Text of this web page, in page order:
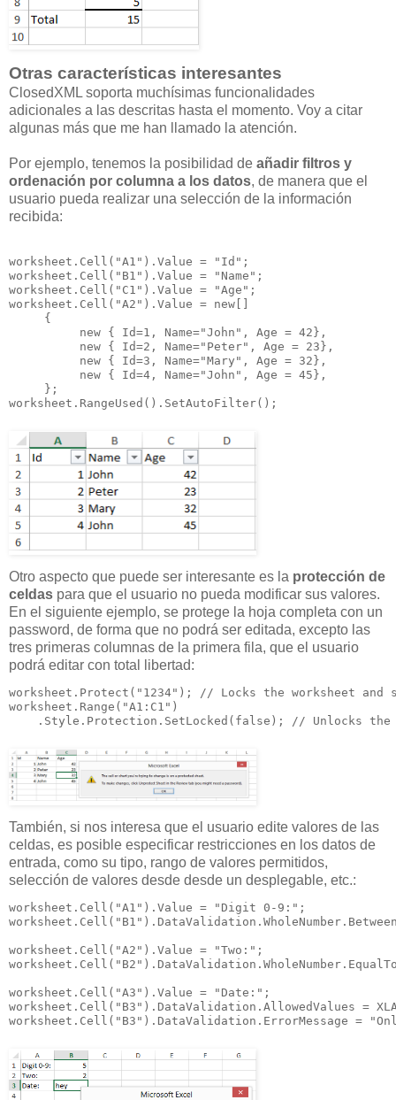
Otras características interesantes
ClosedXML soporta muchísimas funcionalidades
adicionales a las descritas hasta el momento. Voy a citar
algunas más que me han llamado la atención.
Por ejemplo, tenemos la posibilidad de añadir filtros y
ordenación por columna a los datos, de manera que el
usuario pueda realizar una selección de la información
recibida:
worksheet.Cell("A1").Value = "Id";
worksheet.Cell("B1").Value = "Name";
worksheet.Cell("C1").Value = "Age";
worksheet.Cell("A2").Value = new[]
     {
          new { Id=1, Name="John", Age = 42},
          new { Id=2, Name="Peter", Age = 23},
          new { Id=3, Name="Mary", Age = 32},
          new { Id=4, Name="John", Age = 45},
     };
worksheet.RangeUsed().SetAutoFilter();
Otro aspecto que puede ser interesante es la protección de
celdas para que el usuario no pueda modificar sus valores.
En el siguiente ejemplo, se protege la hoja completa con un
password, de forma que no podrá ser editada, excepto las
tres primeras columnas de la primera fila, que el usuario
podrá editar con total libertad:
worksheet.Protect("1234"); // Locks the worksheet and
worksheet.Range("A1:C1")
.Style.Protection.SetLocked(false); // Unlocks the
También, si nos interesa que el usuario edite valores de las
celdas, es posible especificar restricciones en los datos de
entrada, como su tipo, rango de valores permitidos,
selección de valores desde desde un desplegable, etc.:
worksheet.Cell("A1").Value = "Digit 0-9:";
worksheet.Cell("A2").Value = "Two:";
worksheet.Cell("A3").Value = "Date:";
worksheet.Cell("B3").DataValidation.AllowedValues =
worksheet.Cell("B3").DataValidation.ErrorMessage =